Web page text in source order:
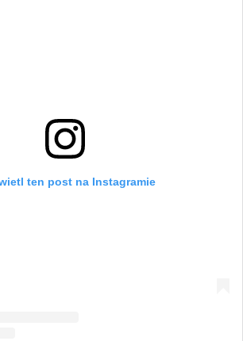
ten post na Instagramie